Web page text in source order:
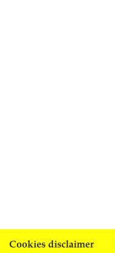
Cookies disclaimer